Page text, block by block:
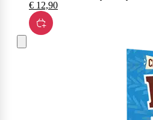
€ 12,90